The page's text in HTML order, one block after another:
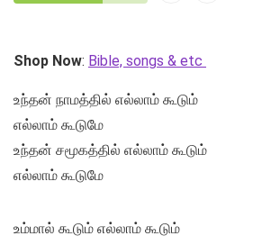
Shop Now: Bible, songs & etc
உந்தன் நாமத்தில் எல்லாம் கூடும்
எல்லாம் கூடுமே
உந்தன் சமூகத்தில் எல்லாம் கூடும்
எல்லாம் கூடுமே
உம்மால் கூடும் எல்லாம் கூடும்